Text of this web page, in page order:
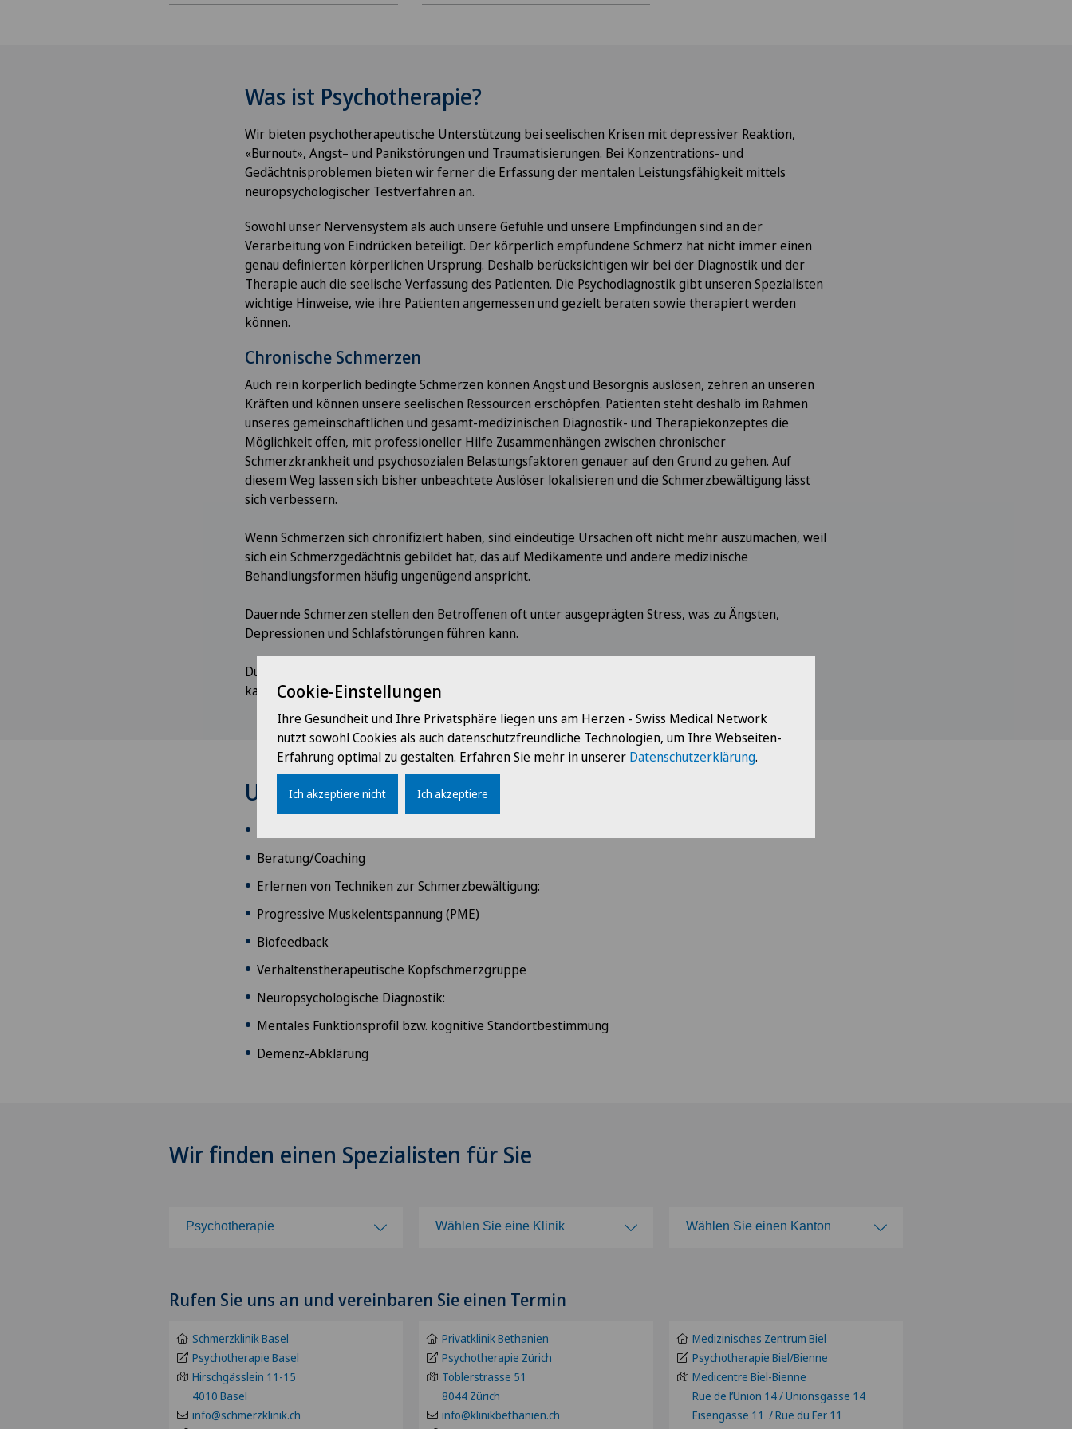
Was ist Psychotherapie?
Wir bieten psychotherapeutische Unterstützung bei seelischen Krisen mit depressiver Reaktion,
«Burnout», Angst– und Panikstörungen und Traumatisierungen. Bei Konzentrations- und
Gedächtnisproblemen bieten wir ferner die Erfassung der mentalen Leistungsfähigkeit mittels
neuropsychologischer Testverfahren an.
Sowohl unser Nervensystem als auch unsere Gefühle und unsere Empfindungen sind an der
Verarbeitung von Eindrücken beteiligt. Der körperlich empfundene Schmerz hat nicht immer einen
genau definierten körperlichen Ursprung. Deshalb berücksichtigen wir bei der Diagnostik und der
Therapie auch die seelische Verfassung des Patienten. Die Psychodiagnostik gibt unseren Spezialisten
wichtige Hinweise, wie ihre Patienten angemessen und gezielt beraten sowie therapiert werden
können.
Chronische Schmerzen
Auch rein körperlich bedingte Schmerzen können Angst und Besorgnis auslösen, zehren an unseren
Kräften und können unsere seelischen Ressourcen erschöpfen. Patienten steht deshalb im Rahmen
unseres gemeinschaftlichen und gesamt-medizinischen Diagnostik- und Therapiekonzeptes die
Möglichkeit offen, mit professioneller Hilfe Zusammenhängen zwischen chronischer
Schmerzkrankheit und psychosozialen Belastungsfaktoren genauer auf den Grund zu gehen. Auf
diesem Weg lassen sich bisher unbeachtete Auslöser lokalisieren und die Schmerzbewältigung lässt
sich verbessern.
Wenn Schmerzen sich chronifiziert haben, sind eindeutige Ursachen oft nicht mehr auszumachen, weil
sich ein Schmerzgedächtnis gebildet hat, das auf Medikamente und andere medizinische
Behandlungsformen häufig ungenügend anspricht.
Dauernde Schmerzen stellen den Betroffenen oft unter ausgeprägten Stress, was zu Ängsten,
Depressionen und Schlafstörungen führen kann.
Durch Erlernen von Entspannungsverfahren und Bewältigungstechniken, wie auch Psychotherapie,
kann hier Linderung geschaffen werden.
Unser Angebot
Beratung/Coaching
Erlernen von Techniken zur Schmerzbewältigung:
Progressive Muskelentspannung (PME)
Biofeedback
Verhaltenstherapeutische Kopfschmerzgruppe
Neuropsychologische Diagnostik:
Mentales Funktionsprofil bzw. kognitive Standortbestimmung
Demenz-Abklärung
Wir finden einen Spezialisten für Sie
Psychotherapie
Achillessehnenriss
Adipositas und Übergewicht
Akromioklavikuläre Dislokation
Wählen Sie eine Klinik
Clinica Ars Medica
Clinica Sant'Anna
Clinique de Valère
Wählen Sie einen Kanton
BE
LU
Rufen Sie uns an und vereinbaren Sie einen Termin
Schmerzklinik Basel
Psychotherapie Basel
Hirschgässlein 11-15
4010 Basel
info@schmerzklinik.ch
Privatklinik Bethanien
Psychotherapie Zürich
Toblerstrasse 51
8044 Zürich
info@klinikbethanien.ch
Medizinisches Zentrum Biel
Psychotherapie Biel/Bienne
Medicentre Biel-Bienne
Rue de l’Union 14 / Unionsgasse 14
Eisengasse 11 / Rue du Fer 11
Cookie-Einstellungen
Ihre Gesundheit und Ihre Privatsphäre liegen uns am Herzen - Swiss Medical Network
nutzt sowohl Cookies als auch datenschutzfreundliche Technologien, um Ihre Webseiten-
Erfahrung optimal zu gestalten. Erfahren Sie mehr in unserer Datenschutzerklärung.
Ich akzeptiere nicht Ich akzeptiere